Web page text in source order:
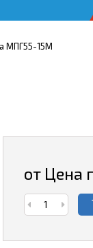
МПГ55-15М
от Цена